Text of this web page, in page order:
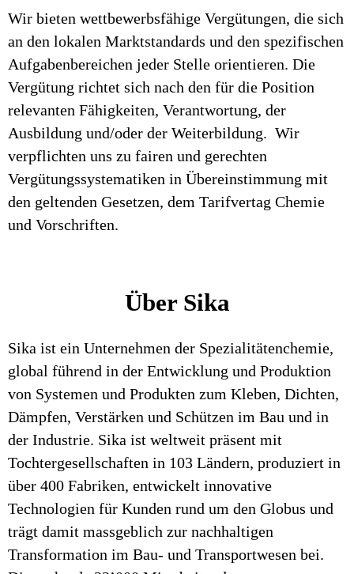
Wir bieten wettbewerbsfähige Vergütungen, die sich
an den lokalen Marktstandards und den spezifischen
Aufgabenbereichen jeder Stelle orientieren. Die
Vergütung richtet sich nach den für die Position
relevanten Fähigkeiten, Verantwortung, der
Ausbildung und/oder der Weiterbildung. Wir
verpflichten uns zu fairen und gerechten
Vergütungssystematiken in Übereinstimmung mit
den geltenden Gesetzen, dem Tarifvertag Chemie
und Vorschriften.
Über Sika
Sika ist ein Unternehmen der Spezialitätenchemie,
global führend in der Entwicklung und Produktion
von Systemen und Produkten zum Kleben, Dichten,
Dämpfen, Verstärken und Schützen im Bau und in
der Industrie. Sika ist weltweit präsent mit
Tochtergesellschaften in 103 Ländern, produziert in
über 400 Fabriken, entwickelt innovative
Technologien für Kunden rund um den Globus und
trägt damit massgeblich zur nachhaltigen
Transformation im Bau- und Transportwesen bei.